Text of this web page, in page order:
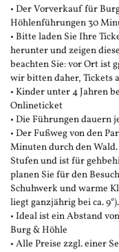
• Der Vorverkauf für
Höhlenführungen 30
• Bitte laden Sie Ihre
herunter und zeigen
beachten Sie: vor Ort ist
wir bitten daher, Tickets
• Kinder unter 4 Jahren
Onlineticket
• Die Führungen dauern
• Der Fußweg von den
Minuten durch den
Stufen und ist für
planen Sie für den
Schuhwerk und warme
liegt ganzjährig bei ca. 9°).
• Ideal ist ein Abstand
Burg & Höhle
• Alle Preise zzgl. einer